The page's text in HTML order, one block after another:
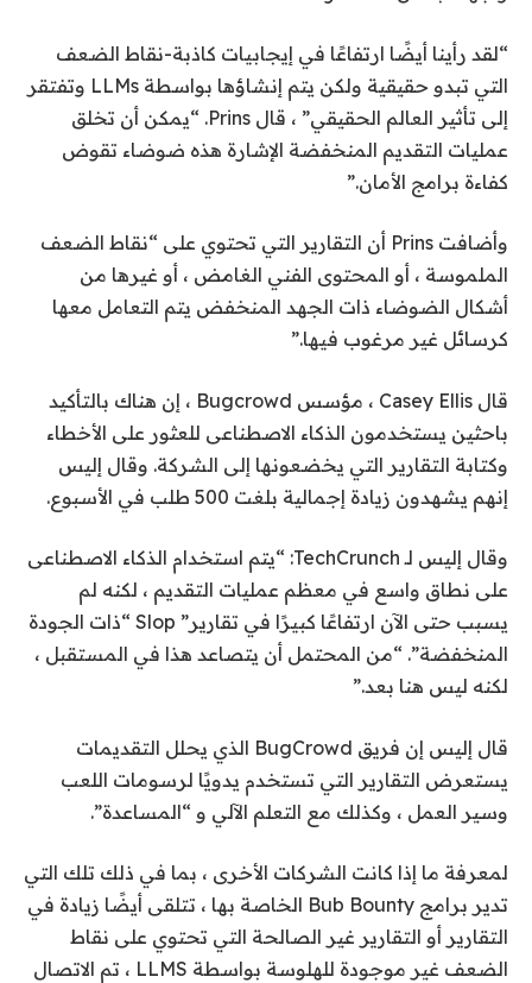
“لقد رأينا أيضًا ارتفاعًا في إيجابيات كاذبة-نقاط الضعف
التي تبدو حقيقية ولكن يتم إنشاؤها بواسطة LLMs وتفتقر
إلى تأثير العالم الحقيقي” ، قال Prins. “يمكن أن تخلق
عمليات التقديم المنخفضة الإشارة هذه ضوضاء تقوض
كفاءة برامج الأمان.”
وأضافت Prins أن التقارير التي تحتوي على “نقاط الضعف
الملموسة ، أو المحتوى الفني الغامض ، أو غيرها من
أشكال الضوضاء ذات الجهد المنخفض يتم التعامل معها
كرسائل غير مرغوب فيها.”
قال Casey Ellis ، مؤسس Bugcrowd ، إن هناك بالتأكيد
باحثين يستخدمون الذكاء الاصطناعى للعثور على الأخطاء
وكتابة التقارير التي يخضعونها إلى الشركة. وقال إليس
إنهم يشهدون زيادة إجمالية بلغت 500 طلب في الأسبوع.
وقال إليس لـ TechCrunch: “يتم استخدام الذكاء الاصطناعى
على نطاق واسع في معظم عمليات التقديم ، لكنه لم
يسبب حتى الآن ارتفاعًا كبيرًا في تقارير” Slop “ذات الجودة
المنخفضة”. “من المحتمل أن يتصاعد هذا في المستقبل ،
لكنه ليس هنا بعد.”
قال إليس إن فريق BugCrowd الذي يحلل التقديمات
يستعرض التقارير التي تستخدم يدويًا لرسومات اللعب
وسير العمل ، وكذلك مع التعلم الآلي و “المساعدة”.
لمعرفة ما إذا كانت الشركات الأخرى ، بما في ذلك تلك التي
تدير برامج Bub Bounty الخاصة بها ، تتلقى أيضًا زيادة في
التقارير أو التقارير غير الصالحة التي تحتوي على نقاط
الضعف غير موجودة للهلوسة بواسطة LLMS ، تم الاتصال